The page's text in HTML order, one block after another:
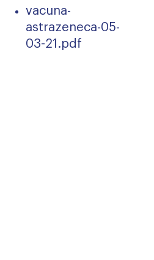
vacuna-
astrazeneca-05-
03-21.pdf